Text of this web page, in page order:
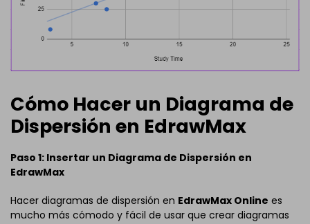
Cómo Hacer un Diagrama de
Dispersión en EdrawMax
Paso 1: Insertar un Diagrama de Dispersión en
EdrawMax
Hacer diagramas de dispersión en EdrawMax Online es
mucho más cómodo y fácil de usar que crear diagramas